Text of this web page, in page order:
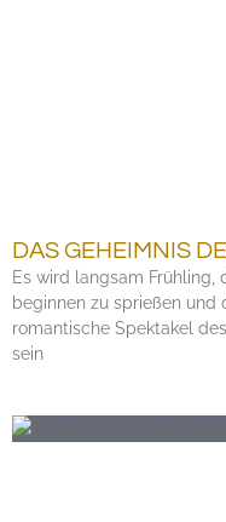
DAS GEHEIMNIS
Es wird langsam Frühling,
beginnen zu sprießen und
romantische Spektakel
sein